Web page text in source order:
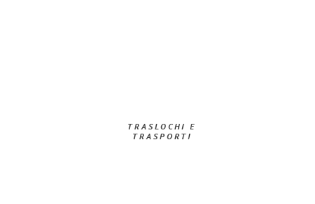
TRASLOCHI E
TRASPORTI​